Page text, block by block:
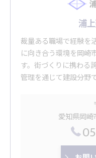
浦
裁量ある職場で経験を
に向き合う環境を岡崎
す。街づくりに携わる
管理を通じて建設分野
愛知県岡